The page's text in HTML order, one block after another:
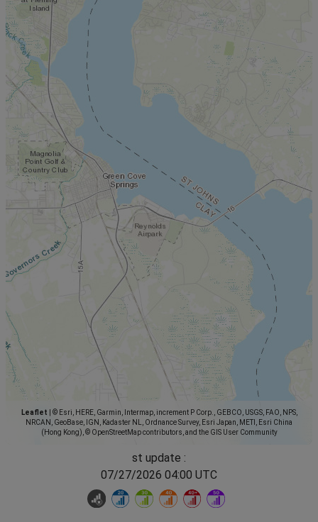
Leaflet
© Esri, HERE, Garmin, Intermap, increment P Corp., GEBCO, USGS, FAO, NPS,
NRCAN, GeoBase, IGN, Kadaster NL, Ordnance Survey, Esri Japan, METI, Esri China
(Hong Kong), © OpenStreetMap contributors, and the GIS User Community
st update :
07/27/2026 04:00 UTC